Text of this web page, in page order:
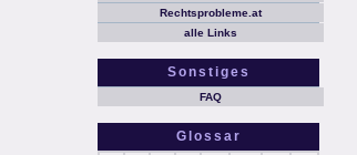
Rechtsprobleme.at
alle Links
Sonstiges
FAQ
Glossar